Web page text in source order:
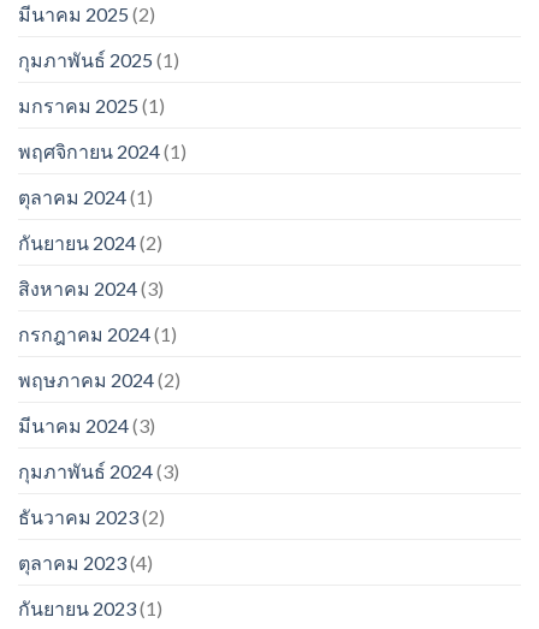
มีนาคม 2025 (2)
กุมภาพันธ์ 2025 (1)
มกราคม 2025 (1)
พฤศจิกายน 2024(1)
ตุลาคม 2024(1)
กันยายน 2024(2)
สิงหาคม 2024(3)
กรกฎาคม 2024(1)
พฤษภาคม 2024(2)
มีนาคม 2024(3)
กุมภาพันธ์ 2024(3)
ธันวาคม 2023(2)
ตุลาคม 2023(4)
กันยายน 2023(1)